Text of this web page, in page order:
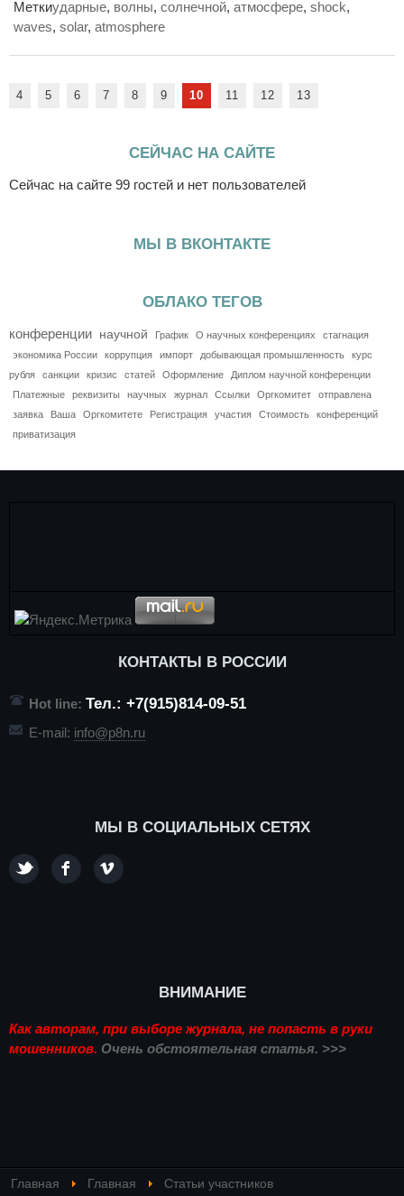
Меткиударные, волны, солнечной, атмосфере, shock,
waves, solar, atmosphere
4 5 6 7 8 9 10 11 12 13
СЕЙЧАС НА САЙТЕ
Сейчас на сайте 99 гостей и нет пользователей
МЫ В ВКОНТАКТЕ
ОБЛАКО ТЕГОВ
конференции научной График О научных конференциях
стагнация
экономика России
коррупция импорт добывающая промышленность
курс
рубля
санкции кризис статей Оформление
Диплом научной конференции
Платежные
реквизиты научных журнал Ссылки Оргкомитет
отправлена
заявка
Ваша Оргкомитете Регистрация участия Стоимость
конференций
приватизация
КОНТАКТЫ В РОССИИ
Hot line: Тел.: +7(915)814-09-51
E-mail: info@p8n.ru
МЫ В СОЦИАЛЬНЫХ СЕТЯХ
ВНИМАНИЕ
Как авторам, при выборе журнала, не попасть в руки
мошенников. Очень обстоятельная статья. >>>
Главная Главная
Статьи участников